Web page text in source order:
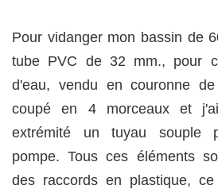
Pour vidanger mon bassin de
tube PVC de 32 mm., pour
d'eau, vendu en couronne
coupé en 4 morceaux et
extrémité un tuyau souple
pompe. Tous ces éléments
des raccords en plastique,